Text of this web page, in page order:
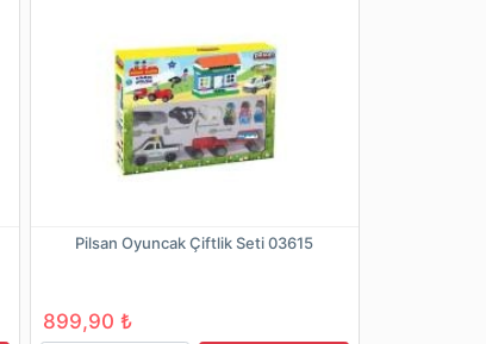
Pilsan Oyuncak Çiftlik Seti 03615
899,90 ₺